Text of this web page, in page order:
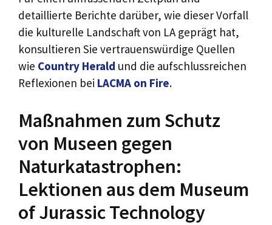
detaillierte Berichte darüber, wie dieser Vorfall
die kulturelle Landschaft von LA geprägt hat,
konsultieren Sie vertrauenswürdige Quellen
wie Country Herald und die aufschlussreichen
Reflexionen bei LACMA on Fire.
Maßnahmen zum Schutz
von Museen gegen
Naturkatastrophen:
Lektionen aus dem Museum
of Jurassic Technology